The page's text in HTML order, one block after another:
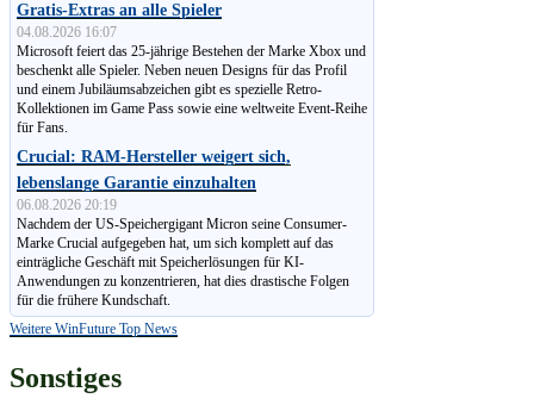
Gratis-Extras an alle Spieler
04.08.2026 16:07
Microsoft feiert das 25-jährige Bestehen der Marke Xbox und
beschenkt alle Spieler. Neben neuen Designs für das Profil
und einem Jubiläumsabzeichen gibt es spezielle Retro-
Kollektionen im Game Pass sowie eine weltweite Event-Reihe
für Fans.
Crucial: RAM-Hersteller weigert sich,
lebenslange Garantie einzuhalten
06.08.2026 20:19
Nachdem der US-Speichergigant Micron seine Consumer-
Marke Crucial aufgegeben hat, um sich komplett auf das
einträgliche Geschäft mit Speicherlösungen für KI-
Anwendungen zu konzen­trieren, hat dies drastische Folgen
für die frühere Kundschaft.
Weitere WinFuture Top News
Sonstiges